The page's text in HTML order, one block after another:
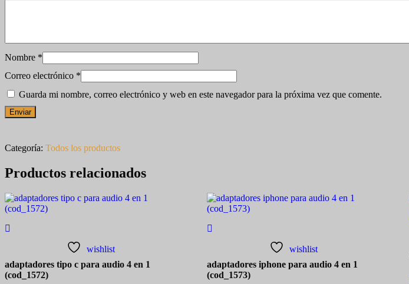
Nombre *
Correo electrónico *
Guarda mi nombre, correo electrónico y web en este navegador para la próxima vez que comente.
Categoría: Todos los productos
Productos relacionados
wishlist
adaptadores tipo c para audio 4 en 1
(cod_1572)
wishlist
adaptadores iphone para audio 4 en 1
(cod_1573)